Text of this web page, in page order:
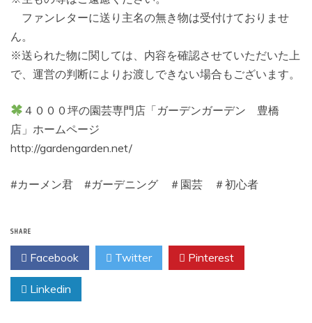
ファンレターに送り主名の無き物は受付けておりませ
ん。
※送られた物に関しては、内容を確認させていただいた上
で、運営の判断によりお渡しできない場合もございます。
４０００坪の園芸専門店「ガーデンガーデン 豊橋
店」ホームページ
http://gardengarden.net/
#カーメン君 #ガーデニング ＃園芸 ＃初心者
SHARE
Facebook Twitter Pinterest
Linkedin